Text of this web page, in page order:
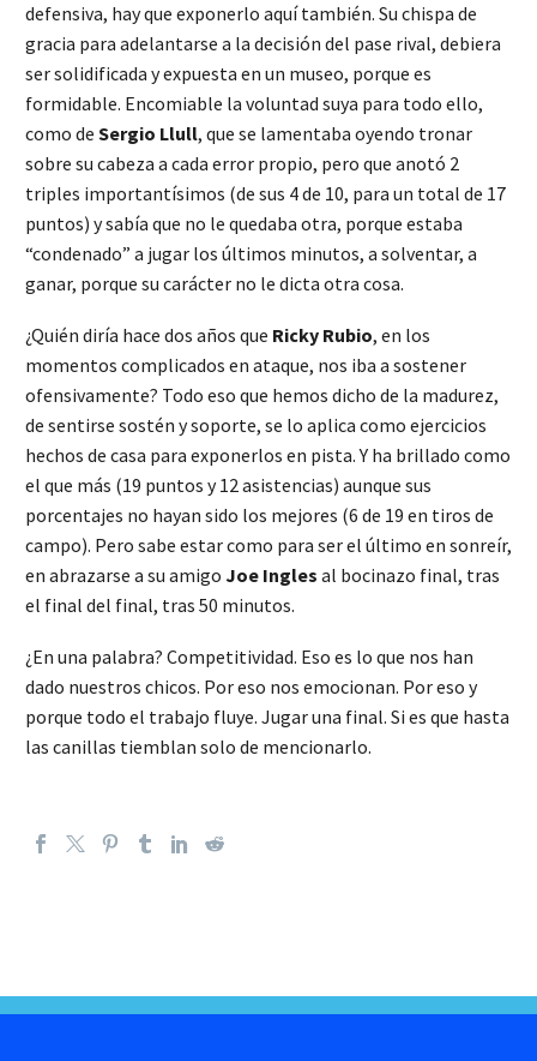
defensiva, hay que exponerlo aquí también. Su chispa de
gracia para adelantarse a la decisión del pase rival, debiera
ser solidificada y expuesta en un museo, porque es
formidable. Encomiable la voluntad suya para todo ello,
como de Sergio Llull, que se lamentaba oyendo tronar
sobre su cabeza a cada error propio, pero que anotó 2
triples importantísimos (de sus 4 de 10, para un total de 17
puntos) y sabía que no le quedaba otra, porque estaba
“condenado” a jugar los últimos minutos, a solventar, a
ganar, porque su carácter no le dicta otra cosa.
¿Quién diría hace dos años que Ricky Rubio, en los
momentos complicados en ataque, nos iba a sostener
ofensivamente? Todo eso que hemos dicho de la madurez,
de sentirse sostén y soporte, se lo aplica como ejercicios
hechos de casa para exponerlos en pista. Y ha brillado como
el que más (19 puntos y 12 asistencias) aunque sus
porcentajes no hayan sido los mejores (6 de 19 en tiros de
campo). Pero sabe estar como para ser el último en sonreír,
en abrazarse a su amigo Joe Ingles al bocinazo final, tras
el final del final, tras 50 minutos.
¿En una palabra? Competitividad. Eso es lo que nos han
dado nuestros chicos. Por eso nos emocionan. Por eso y
porque todo el trabajo fluye. Jugar una final. Si es que hasta
las canillas tiemblan solo de mencionarlo.